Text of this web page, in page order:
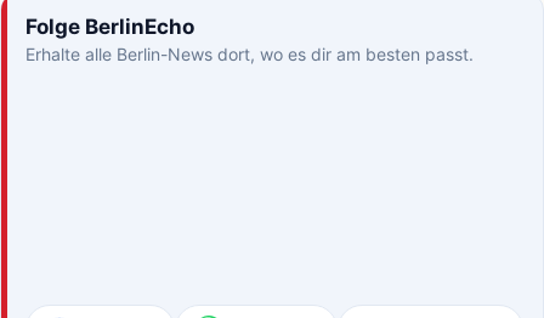
Folge BerlinEcho
Erhalte alle Berlin-News dort, wo es dir am besten passt.